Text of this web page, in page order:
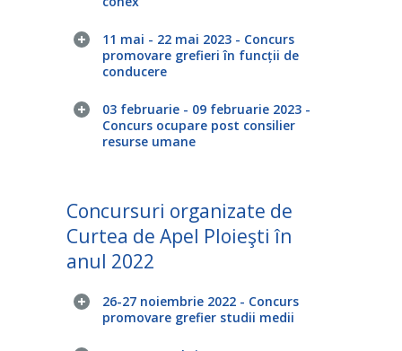
11 mai - 22 mai 2023 - Concurs
promovare grefieri în funcții de
conducere
03 februarie - 09 februarie 2023 -
Concurs ocupare post consilier
resurse umane
Concursuri organizate de
Curtea de Apel Ploieşti în
anul 2022
26-27 noiembrie 2022 - Concurs
promovare grefier studii medii